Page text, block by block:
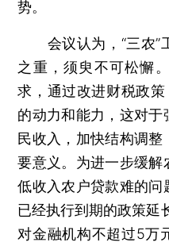
势。
会议认为，“三农”
之重，须臾不可松懈
求，通过改进财税政策
的动力和能力，这对
民收入，加快结构调
要意义。为进一步缓
低收入农户贷款难的
已经执行到期的政策延
对金融机构不超过5万